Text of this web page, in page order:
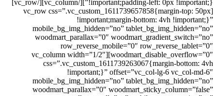
!important;padding-left: 0px !important;}”][/vc_column][/vc_row]
[vc_row css=”.vc_custom_1611739657858{margin-top: 50px
!important;margin-bottom: 4vh !important;}”
mobile_bg_img_hidden=”no” tablet_bg_img_hidden=”no”
woodmart_parallax=”0″ woodmart_gradient_switch=”no”
row_reverse_mobile=”0″ row_reverse_tablet=”0″
woodmart_disable_overflow=”0″][vc_column width=”1/2″
css=”.vc_custom_1611739263067{margin-bottom: 4vh
!important;}” offset=”vc_col-lg-6 vc_col-md-6″
mobile_bg_img_hidden=”no” tablet_bg_img_hidden=”no”
woodmart_parallax=”0″ woodmart_sticky_column=”false”